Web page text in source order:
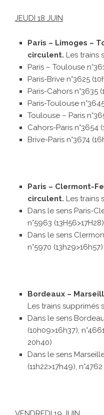
JEUDI 18 JUIN
Paris – Limoges –
circulent. Les trains
Paris – Toulouse
Paris-Brive n°3625
Paris-Cahors n°3635
Paris-Toulouse
Toulouse – Paris
Cahors-Paris n°3654
Brive-Paris n°3674
Paris – Clermont-
circulent. Les trains
Dans le sens Paris-
n°5963 (13H56>17H28)
Dans le sens
n°5970 (13h29>16h57)
Bordeaux –
Les trains supprimés
Dans le sens
(10h09>16h37),
20h40)
Dans le sens
(11h22>17h49),